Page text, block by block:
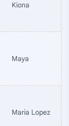
Kiona
Maya
Maria Lopez